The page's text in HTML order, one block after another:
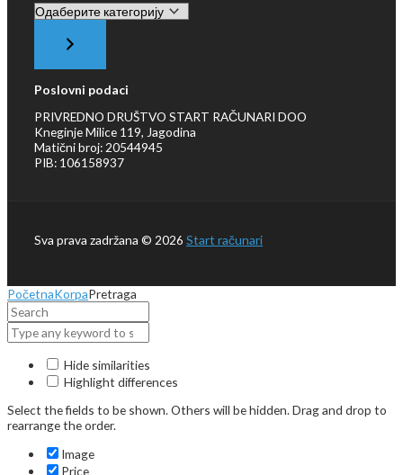
Одаберите
категорију
Poslovni podaci
PRIVREDNO DRUŠTVO START RAČUNARI DOO
Kneginje Milice 119, Jagodina
Matični broj: 20544945
PIB: 106158937
Sva prava zadržana © 2026 Start računari
PočetnaKorpaPretraga
Hide similarities
Highlight differences
Select the fields to be shown. Others will be hidden. Drag and drop to
rearrange the order.
Image
Price